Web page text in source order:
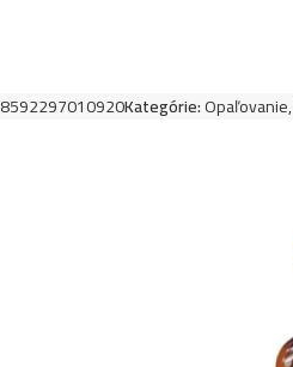
8592297010920Kategórie:Opaľovanie,